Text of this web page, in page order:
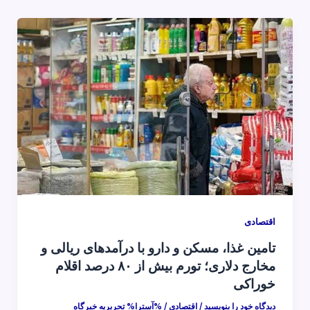
اقتصادی
تامین غذا، مسکن و دارو با درآمدهای ریالی و
مخارج دلاری؛ تورم بیش از ۸۰ درصد اقلام
خوراکی
دیدگاه‌ خود را بنویسید / اقتصادی/ %آسترا% تحریریه خبرگاه